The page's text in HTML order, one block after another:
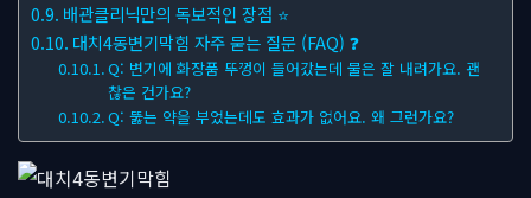
배관클리닉만의 독보적인 장점 ⭐
대치4동변기막힘 자주 묻는 질문 (FAQ) ❓
Q: 변기에 화장품 뚜껑이 들어갔는데 물은 잘 내려가요. 괜
찮은 건가요?
Q: 뚫는 약을 부었는데도 효과가 없어요. 왜 그런가요?